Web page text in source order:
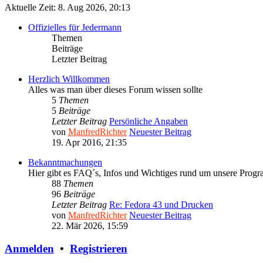
Aktuelle Zeit: 8. Aug 2026, 20:13
Offizielles für Jedermann
Themen
Beiträge
Letzter Beitrag
Herzlich Willkommen
Alles was man über dieses Forum wissen sollte
5 Themen
5 Beiträge
Letzter Beitrag Persönliche Angaben
von ManfredRichter Neuester Beitrag
19. Apr 2016, 21:35
Bekanntmachungen
Hier gibt es FAQ´s, Infos und Wichtiges rund um unsere
88 Themen
96 Beiträge
Letzter Beitrag Re: Fedora 43 und Drucken
von ManfredRichter Neuester Beitrag
22. Mär 2026, 15:59
Anmelden • Registrieren